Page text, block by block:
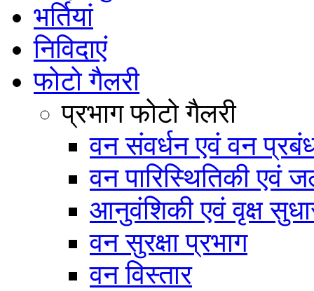
भर्तियां
निविदाएं
फोटो गैलरी
प्रभाग फोटो गैलरी
वन संवर्धन एवं वन
वन पारिस्थितिकी एवं
आनुवंशिकी एवं वृक्ष
वन सुरक्षा प्रभाग
वन विस्तार